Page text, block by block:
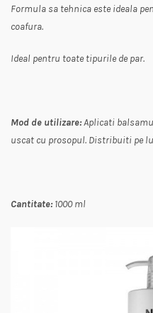
Formula sa tehnica este ideala
coafura.
Ideal pentru toate tipurile de par.
Mod de utilizare:Aplicati
uscat cu prosopul. Distribuiti pe
Cantitate:1000 ml